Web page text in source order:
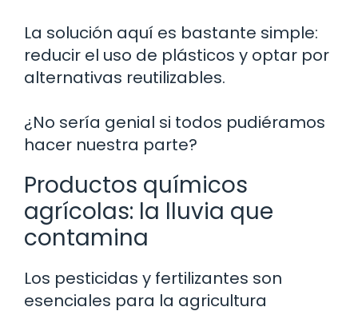
La solución aquí es bastante simple:
reducir el uso de plásticos y optar por
alternativas reutilizables.
¿No sería genial si todos pudiéramos
hacer nuestra parte?
Productos químicos
agrícolas: la lluvia que
contamina
Los pesticidas y fertilizantes son
esenciales para la agricultura